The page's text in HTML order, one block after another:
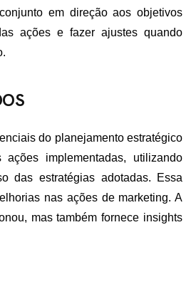
em direção aos objetivos
ações e fazer ajustes quando
do planejamento estratégico
implementadas, utilizando
das estratégias adotadas. Essa
nas ações de marketing. A
mas também fornece insights